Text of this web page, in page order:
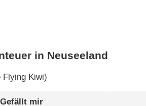
in Neuseeland
Flying Kiwi)